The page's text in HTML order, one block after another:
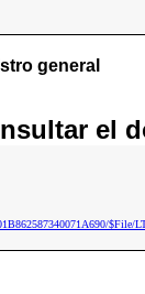
general
el